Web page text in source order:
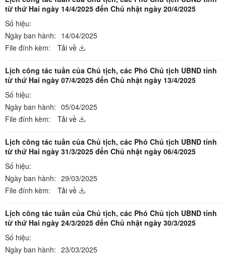
từ thứ Hai ngày 14/4/2025 đến Chủ nhật ngày 20/4/2025
Số hiệu:
Ngày ban hành: 14/04/2025
File đính kèm:
Tải về
Lịch công tác tuần của Chủ tịch, các Phó Chủ tịch UBND tỉnh
từ thứ Hai ngày 07/4/2025 đến Chủ nhật ngày 13/4/2025
Số hiệu:
Ngày ban hành: 05/04/2025
File đính kèm:
Tải về
Lịch công tác tuần của Chủ tịch, các Phó Chủ tịch UBND tỉnh
từ thứ Hai ngày 31/3/2025 đến Chủ nhật ngày 06/4/2025
Số hiệu:
Ngày ban hành: 29/03/2025
File đính kèm:
Tải về
Lịch công tác tuần của Chủ tịch, các Phó Chủ tịch UBND tỉnh
từ thứ Hai ngày 24/3/2025 đến Chủ nhật ngày 30/3/2025
Số hiệu:
Ngày ban hành: 23/03/2025